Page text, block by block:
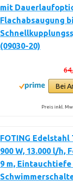
mit
Flachabsaugung
(09030-20)
Bei
Preis inkl.
FOTING Edelstahl
900 W, 13.000 l/h,
9 m, Eintauchtiefe